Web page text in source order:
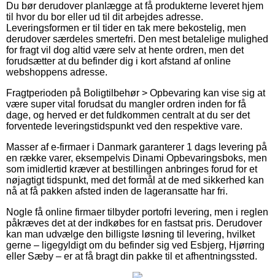
Du bør derudover planlægge at få produkterne leveret hjem
til hvor du bor eller ud til dit arbejdes adresse.
Leveringsformen er til tider en tak mere bekostelig, men
derudover særdeles smertefri. Den mest betalelige mulighed
for fragt vil dog altid være selv at hente ordren, men det
forudsætter at du befinder dig i kort afstand af online
webshoppens adresse.
Fragtperioden på Boligtilbehør > Opbevaring kan vise sig at
være super vital forudsat du mangler ordren inden for få
dage, og herved er det fuldkommen centralt at du ser det
forventede leveringstidspunkt ved den respektive vare.
Masser af e-firmaer i Danmark garanterer 1 dags levering på
en række varer, eksempelvis Dinami Opbevaringsboks, men
som imidlertid kræver at bestillingen anbringes forud for et
nøjagtigt tidspunkt, med det formål at de med sikkerhed kan
nå at få pakken afsted inden de lageransatte har fri.
Nogle få online firmaer tilbyder portofri levering, men i reglen
påkræves det at der indkøbes for en fastsat pris. Derudover
kan man udvælge den billigste løsning til levering, hvilket
gerne – ligegyldigt om du befinder sig ved Esbjerg, Hjørring
eller Sæby – er at få bragt din pakke til et afhentningssted.